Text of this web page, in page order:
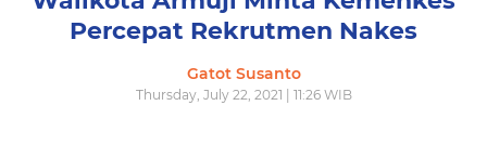
Percepat Rekrutmen Nakes
Gatot Susanto
Thursday, July 22, 2021 | 11:26 WIB